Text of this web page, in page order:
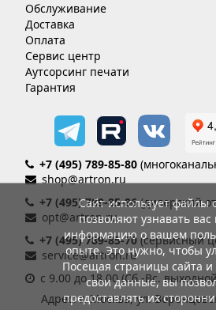
Обслуживание
Доставка
Оплата
Сервис центр
Аутсорсинг печати
Гарантия
+7 (495) 789-85-80
shop@artron.ru
+7 (495) 789-85-86(дилерский
opt@artron.ru
+7 (495) 789-85-70 (сервисный
service@artron.ru
с 9.00 до 18.00 (Сб.-Вс.
Адрес: г. Москва, ул.
Сайт использует файлы
позволяют узнавать вас
информацию о вашем
опыте. Это нужно, чтобы
Посещая страницы сайта и
свои данные, вы
предоставлять их